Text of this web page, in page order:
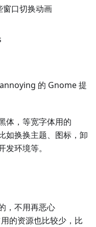
口切换动画
的 Gnome 提
体，等宽字体用的
如换换主题、图标，卸
环境等。
，不用再恶心
的资源也比较少，比